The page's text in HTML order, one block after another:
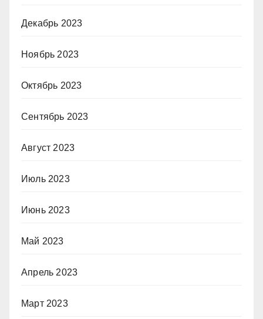
Декабрь 2023
Ноябрь 2023
Октябрь 2023
Сентябрь 2023
Август 2023
Июль 2023
Июнь 2023
Май 2023
Апрель 2023
Март 2023